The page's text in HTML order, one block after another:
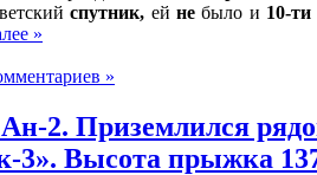
спутник, ейне было и 10-ти
»
»
2. Приземлился
Высота прыжка